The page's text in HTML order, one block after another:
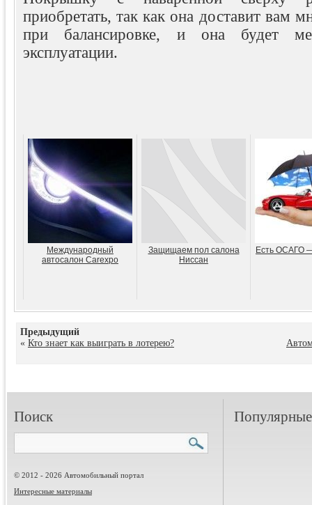
приобретать, так как она доставит вам
при балансировке, и она будет
эксплуатации.
Международный
автосалон Carexpo
Защищаем пол салона
Ниссан
Есть ОСАГО
Предыдущий
« Кто знает как выиграть в лотерею?
Поиск
© 2012 - 2026 Автомобильный портал
Интересные материалы
Популярные